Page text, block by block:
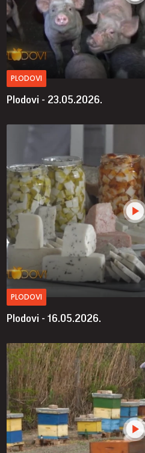
PLODOVI
Plodovi - 23.05.2026.
PLODOVI
Plodovi - 16.05.2026.